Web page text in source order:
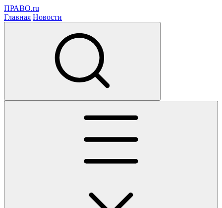
ПРАВО.ru
Главная Новости